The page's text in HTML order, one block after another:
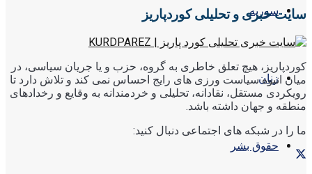
سوریه
زنان
حقوق بشر
سایت خبری و تحلیلی کوردپاریز
کوردپاریز، هیچ تعلق خاطری به گروه، حزب و یا جریان سیاسی، در
میان انبوه سیاست ورزی های رایج احساس نمی کند و تلاش دارد تا
رویکردی مستقل، نقادانه، تحلیلی و خردمندانه به وقایع و رخدادهای
منطقه و جهان داشته باشد.
ما را در شبکه های اجتماعی دنبال کنید: